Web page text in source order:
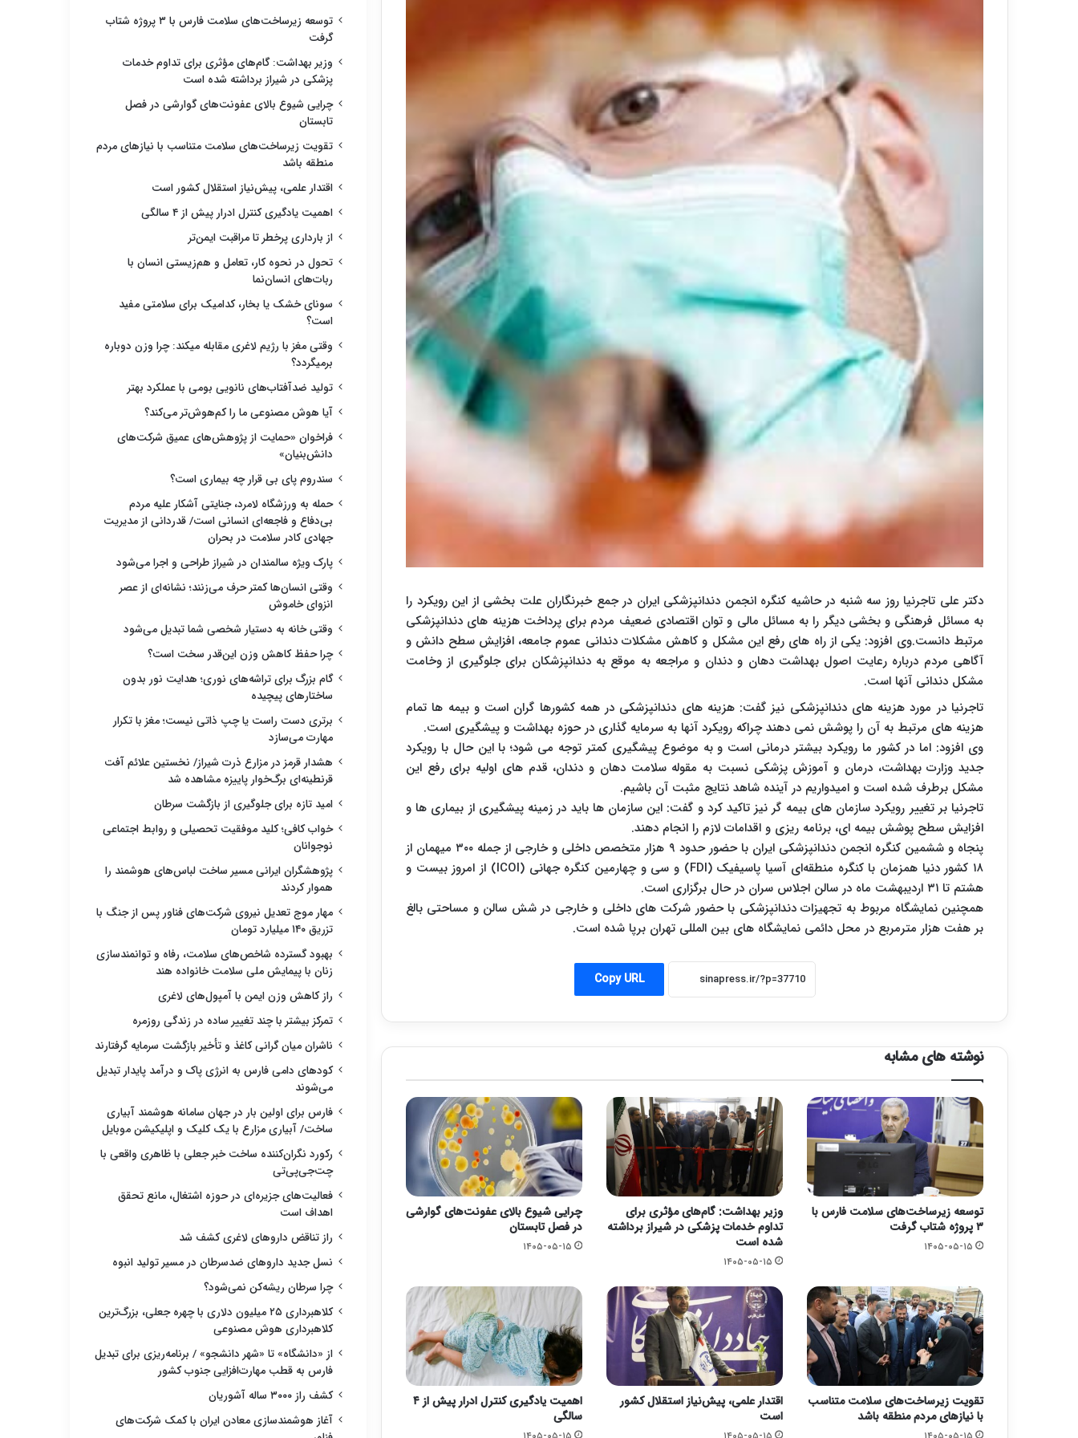
دکتر علی تاجرنیا روز سه شنبه در حاشیه کنگره انجمن دندانپزشکی ایران در جمع خبرنگاران علت بخشی از این رویکرد را
به مسائل فرهنگی و بخشی دیگر را به مسائل مالی و توان اقتصادی ضعیف مردم برای پرداخت هزینه های دندانپزشکی
مرتبط دانست.وی افزود: یکی از راه های رفع این مشکل و کاهش مشکلات دندانی عموم جامعه، افزایش سطح دانش و
آگاهی مردم درباره رعایت اصول بهداشت دهان و دندان و مراجعه به موقع به دندانپزشکان برای جلوگیری از وخامت
مشکل دندانی آنها است.
تاجرنیا در مورد هزینه های دندانپزشکی نیز گفت: هزینه های دندانپزشکی در همه کشورها گران است و بیمه ها تمام
هزینه های مرتبط به آن را پوشش نمی دهند چراکه رویکرد آنها به سرمایه گذاری در حوزه بهداشت و پیشگیری است.
وی افزود: اما در کشور ما رویکرد بیشتر درمانی است و به موضوع پیشگیری کمتر توجه می شود؛ با این حال با رویکرد
جدید وزارت بهداشت، درمان و آموزش پزشکی نسبت به مقوله سلامت دهان و دندان، قدم های اولیه برای رفع این
مشکل برطرف شده است و امیدواریم در آینده شاهد نتایج مثبت آن باشیم.
تاجرنیا بر تغییر رویکرد سازمان های بیمه گر نیز تاکید کرد و گفت: این سازمان ها باید در زمینه پیشگیری از بیماری ها و
افزایش سطح پوشش بیمه ای، برنامه ریزی و اقدامات لازم را انجام دهند.
پنجاه و ششمین کنگره انجمن دندانپزشکی ایران با حضور حدود ۹ هزار متخصص داخلی و خارجی از جمله ۳۰۰ میهمان از
۱۸ کشور دنیا همزمان با کنگره منطقه‌ای آسیا پاسیفیک (FDI) و سی و چهارمین کنگره جهانی (ICOI) از امروز بیست و
هشتم تا ۳۱ اردیبهشت ماه در سالن اجلاس سران در حال برگزاری است.
همچنین نمایشگاه مربوط به تجهیزات دندانپزشکی با حضور شرکت های داخلی و خارجی در شش سالن و مساحتی بالغ
بر هفت هزار مترمربع در محل دائمی نمایشگاه های بین المللی تهران برپا شده است.
Copy URL
نوشته های مشابه
توسعه زیرساخت‌های سلامت فارس با
۳ پروژه شتاب گرفت
۱۴۰۵-۰۵-۱۵
وزیر بهداشت: گام‌های مؤثری برای
تداوم خدمات پزشکی در شیراز برداشته
شده است
۱۴۰۵-۰۵-۱۵
چرایی شیوع بالای عفونت‌های گوارشی
در فصل تابستان
۱۴۰۵-۰۵-۱۵
تقویت زیرساخت‌های سلامت متناسب
با نیازهای مردم منطقه باشد
اقتدار علمی، پیش‌نیاز استقلال کشور
است
اهمیت یادگیری کنترل ادرار پیش از ۴
سالگی
توسعه زیرساخت‌های سلامت فارس با ۳ پروژه شتاب
گرفت
وزیر بهداشت: گام‌های مؤثری برای تداوم خدمات
پزشکی در شیراز برداشته شده است
چرایی شیوع بالای عفونت‌های گوارشی در فصل
تابستان
تقویت زیرساخت‌های سلامت متناسب با نیازهای مردم
منطقه باشد
اقتدار علمی، پیش‌نیاز استقلال کشور است
اهمیت یادگیری کنترل ادرار پیش از ۴ سالگی
از بارداری پرخطر تا مراقبت ایمن‌تر
تحول در نحوه کار، تعامل و هم‌زیستی انسان با
ربات‌های انسان‌نما
سونای خشک یا بخار، کدامیک برای سلامتی مفید
است؟
وقتی مغز با رژیم لاغری مقابله میکند: چرا وزن دوباره
برمیگردد؟
تولید ضدآفتاب‌های نانویی بومی با عملکرد بهتر
آیا هوش مصنوعی ما را کم‌هوش‌تر می‌کند؟
فراخوان «حمایت از پژوهش‌های عمیق شرکت‌های
دانش‌بنیان»
سندروم پای بی قرار چه بیماری است؟
حمله به ورزشگاه لامرد، جنایتی آشکار علیه مردم
بی‌دفاع و فاجعه‌ای انسانی است/ قدردانی از مدیریت
جهادی کادر سلامت در بحران
پارک ویژه سالمندان در شیراز طراحی و اجرا می‌شود
وقتی انسان‌ها کمتر حرف می‌زنند؛ نشانه‌ای از عصر
انزوای خاموش
وقتی خانه به دستیار شخصی شما تبدیل می‌شود
چرا حفظ کاهش وزن این‌قدر سخت است؟
گام بزرگ برای تراشه‌های نوری؛ هدایت نور بدون
ساختارهای پیچیده
برتری دست راست یا چپ ذاتی نیست؛ مغز با تکرار
مهارت می‌سازد
هشدار قرمز در مزارع ذرت شیراز/ نخستین علائم آفت
قرنطینه‌ای برگ‌خوار پاییزه مشاهده شد
امید تازه برای جلوگیری از بازگشت سرطان
خواب کافی؛ کلید موفقیت تحصیلی و روابط اجتماعی
نوجوانان
پژوهشگران ایرانی مسیر ساخت لباس‌های هوشمند را
هموار کردند
مهار موج تعدیل نیروی شرکت‌های فناور پس از جنگ با
تزریق ۱۴۰ میلیارد تومان
بهبود گسترده شاخص‌های سلامت، رفاه و توانمندسازی
زنان با پیمایش ملی سلامت خانواده هند
راز کاهش وزن ایمن با آمپول‌های لاغری
تمرکز بیشتر با چند تغییر ساده در زندگی روزمره
ناشران میان گرانی کاغذ و تأخیر بازگشت سرمایه گرفتارند
کودهای دامی فارس به انرژی پاک و درآمد پایدار تبدیل
می‌شوند
فارس برای اولین بار در جهان سامانه هوشمند آبیاری
ساخت/ آبیاری مزارع با یک کلیک و اپلیکیشن موبایل
رکورد نگران‌کننده ساخت خبر جعلی با ظاهری واقعی با
چت‌جی‌پی‌تی
فعالیت‌های جزیره‌ای در حوزه اشتغال، مانع تحقق
اهداف است
راز تناقض داروهای لاغری کشف شد
نسل جدید داروهای ضدسرطان در مسیر تولید انبوه
چرا سرطان ریشه‌کن نمی‌شود؟
کلاهبرداری ۲۵ میلیون دلاری با چهره جعلی، بزرگ‌ترین
کلاهبرداری هوش مصنوعی
از «دانشگاه» تا «شهر دانشجو» / برنامه‌ریزی برای تبدیل
فارس به قطب مهارت‌افزایی جنوب کشور
کشف راز ۳۰۰۰ ساله آشوریان
آغاز هوشمندسازی معادن ایران با کمک شرکت‌های